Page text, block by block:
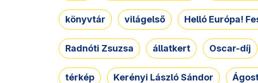
könyvtár világelső Helló Európa!
Radnóti Zsuzsa állatkert Oscar-díj
térkép Kerényi László Sándor